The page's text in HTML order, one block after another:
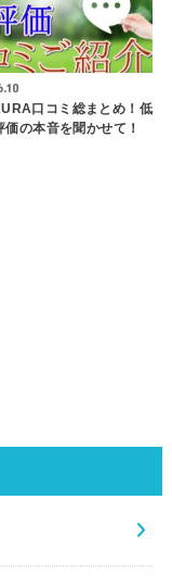
口コミ総まとめ！低
価の本音を聞かせて！